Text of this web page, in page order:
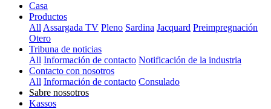
Casa
Productos
All Assargada TV Pleno Sardina Jacquard Preimpregnación
Otero
Tribuna de noticias
All Información de contacto Notificación de la industria
Contacto con nosotros
All Información de contacto Consulado
Sabre nossotros
Kassos